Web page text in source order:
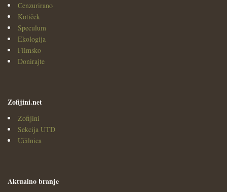
Cenzurirano
Kotiček
Speculum
Ekologija
Filmsko
Donirajte
Zofijini.net
Zofijini
Sekcija UTD
Učilnica
Aktualno branje